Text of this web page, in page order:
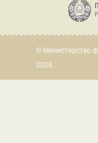
© Министерство
2026.